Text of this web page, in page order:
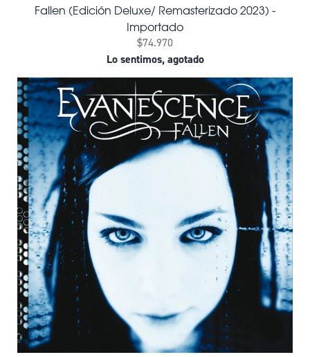
Fallen (Edición Deluxe/ Remasterizado 2023) -
Importado
$74.970
Lo sentimos, agotado